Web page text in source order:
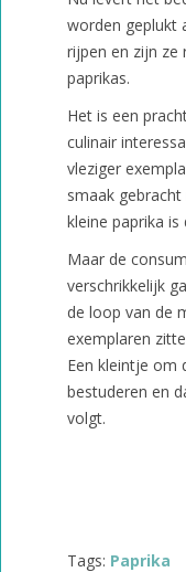
worden geplukt
rijpen en zijn ze
paprikas.
Het is een
culinair
vleziger
smaak
kleine paprika
Maar de
verschrikkelijk
de loop van de
exemplaren
Een kleintje om
bestuderen en
volgt.
Tags: Paprika